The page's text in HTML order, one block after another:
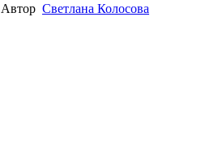
Автор Светлана Колосова